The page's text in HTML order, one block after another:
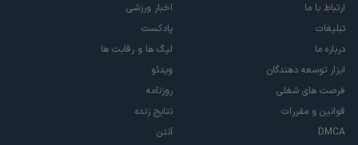
ارتباط با ما
تبلیغات
درباره ما
ابزار توسعه دهندگان
فرصت های شغلی
قوانین و مقررات
DMCA
اخبار ورزشی
پادکست
لیگ ها و رقابت ها
ویدئو
روزنامه
نتایج زنده
آنتن